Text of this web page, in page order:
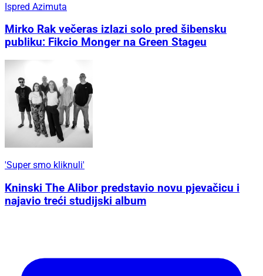
Ispred Azimuta
Mirko Rak večeras izlazi solo pred šibensku
publiku: Fikcio Monger na Green Stageu
'Super smo kliknuli'
Kninski The Alibor predstavio novu pjevačicu i
najavio treći studijski album